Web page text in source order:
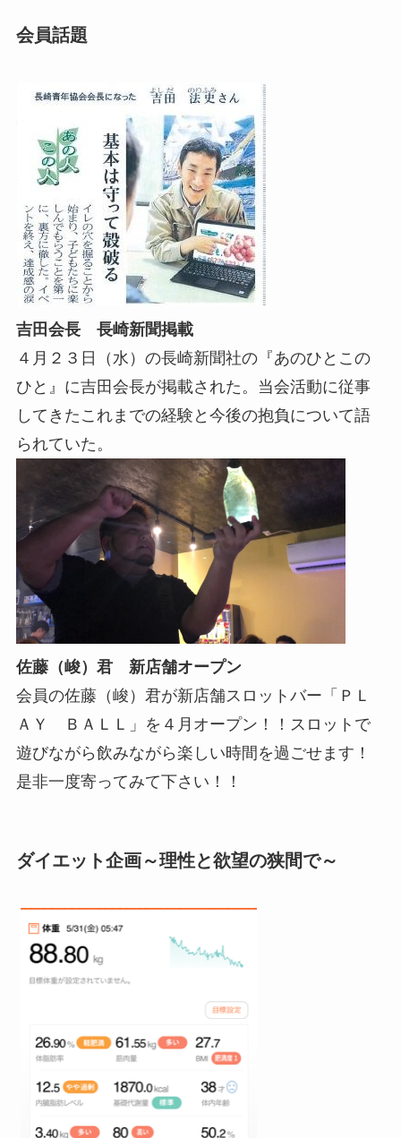
会員話題
吉田会長 長崎新聞掲載
４月２３日（水）の長崎新聞社の『あのひとこの
ひと』に吉田会長が掲載された。当会活動に従事
してきたこれまでの経験と今後の抱負について語
られていた。
佐藤（峻）君 新店舗オープン
会員の佐藤（峻）君が新店舗スロットバー「ＰＬ
ＡＹ ＢＡＬＬ」を４月オープン！！スロットで
遊びながら飲みながら楽しい時間を過ごせます！
是非一度寄ってみて下さい！！
ダイエット企画～理性と欲望の狭間で～